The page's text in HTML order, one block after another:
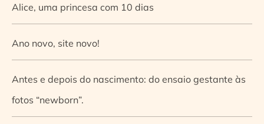
Alice, uma princesa com 10 dias
Ano novo, site novo!
Antes e depois do nascimento: do ensaio gestante às
fotos “newborn”.